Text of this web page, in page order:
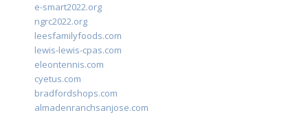
e-smart2022.org
ngrc2022.org
leesfamilyfoods.com
lewis-lewis-cpas.com
eleontennis.com
cyetus.com
bradfordshops.com
almadenranchsanjose.com